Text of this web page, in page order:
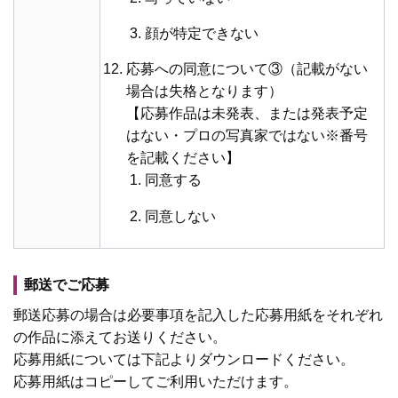
顔が特定できない
応募への同意について③（記載がない
場合は失格となります）
【応募作品は未発表、または発表予定
はない・プロの写真家ではない※番号
を記載ください】
同意する
同意しない
郵送でご応募
郵送応募の場合は必要事項を記入した応募用紙をそれぞれ
の作品に添えてお送りください。
応募用紙については下記よりダウンロードください。
応募用紙はコピーしてご利用いただけます。